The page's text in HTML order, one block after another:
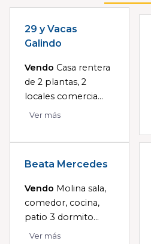
29 y Vacas
Galindo
Vendo Casa rentera
de 2 plantas, 2
locales comercia...
Ver más
Beata Mercedes
Vendo Molina sala,
comedor, cocina,
patio 3 dormito...
Ver más